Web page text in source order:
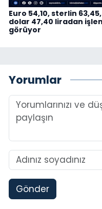
Euro 54,10, sterlin 63,45,
dolar 47,40 liradan
görüyor
Yorumlar
Gönder